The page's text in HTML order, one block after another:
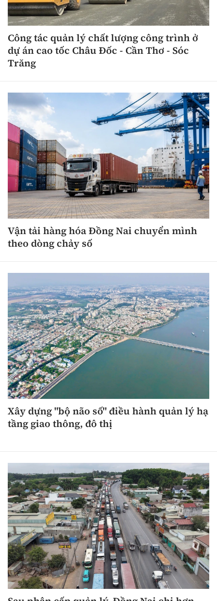
Công tác quản lý chất lượng công trình ở
dự án cao tốc Châu Đốc - Cần Thơ - Sóc
Trăng
Vận tải hàng hóa Đồng Nai chuyển mình
theo dòng chảy số
Xây dựng "bộ não số" điều hành quản lý hạ
tầng giao thông, đô thị